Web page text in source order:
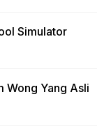
Simulator
Wong Yang Asli